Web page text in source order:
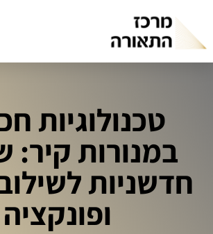
טכנולוגיות
במנורות קיר:
חדשניות
ופונקציה